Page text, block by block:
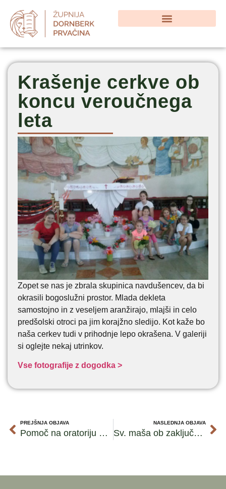
Krašenje cerkve ob
koncu veroučnega
leta
Zopet se nas je zbrala skupinica navdušencev, da bi
okrasili bogoslužni prostor. Mlada dekleta
samostojno in z veseljem aranžirajo, mlajši in celo
predšolski otroci pa jim korajžno sledijo. Kot kaže bo
naša cerkev tudi v prihodnje lepo okrašena. V galeriji
si oglejte nekaj utrinkov.
Vse fotografije z dogodka >
PREJŠNJA OBJAVA
Pomoč na oratoriju – priprava hrane
NASLEDNJA OBJAVA
Sv. maša ob zaključku veroučnega leta 2017/18